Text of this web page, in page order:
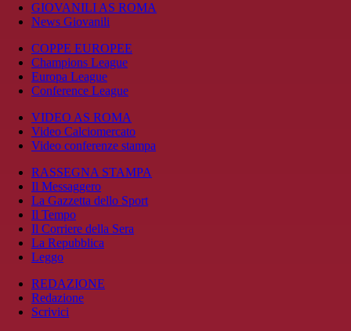
GIOVANILI AS ROMA
News Giovanili
COPPE EUROPEE
Champions League
Europa League
Conference League
VIDEO AS ROMA
Video Calciomercato
Video conferenze stampa
RASSEGNA STAMPA
Il Messaggero
La Gazzetta dello Sport
Il Tempo
Il Corriere della Sera
La Repubblica
Leggo
REDAZIONE
Redazione
Scrivici